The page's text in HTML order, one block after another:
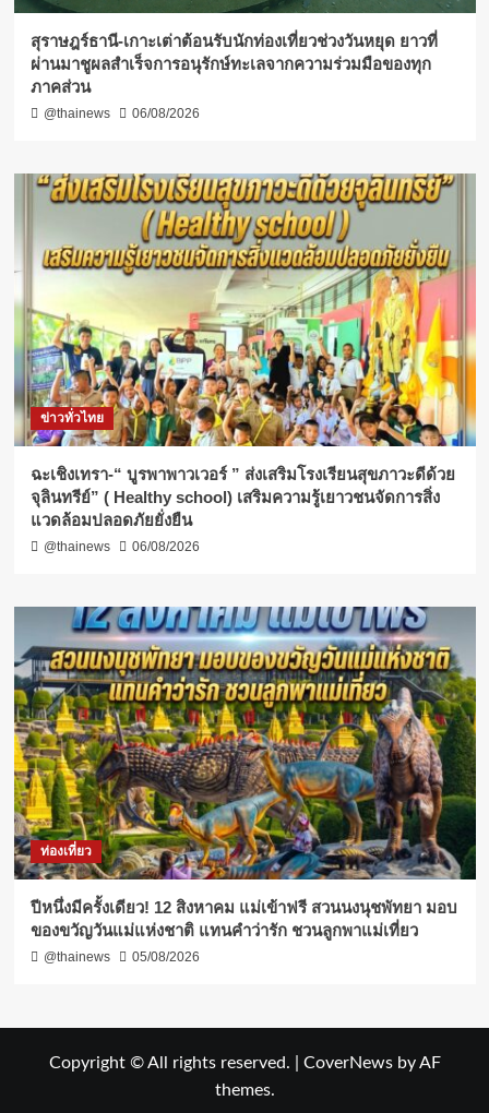
สุราษฎร์ธานี-เกาะเต่าต้อนรับนักท่องเที่ยวช่วงวันหยุด ยาวที่
ผ่านมาชูผลสำเร็จการอนุรักษ์ทะเลจากความร่วมมือของทุก
ภาคส่วน
@thainews 06/08/2026
ข่าวทั่วไทย
ฉะเชิงเทรา-​“ บูรพาพาวเวอร์ ” ส่งเสริมโรงเรียนสุขภาวะดีด้วย
จุลินทรีย์” ( Healthy school) เสริมความรู้เยาวชนจัดการสิ่ง
แวดล้อมปลอดภัยยั่งยืน
@thainews 06/08/2026
ท่องเที่ยว
ปีหนึ่งมีครั้งเดียว! 12 สิงหาคม แม่เข้าฟรี สวนนงนุชพัทยา มอบ
ของขวัญวันแม่แห่งชาติ แทนคำว่ารัก ชวนลูกพาแม่เที่ยว
@thainews 05/08/2026
Copyright © All rights reserved. CoverNewsby AF
themes.